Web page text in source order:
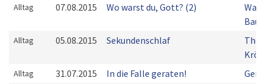
Alltag 07.08.2015 Wo warst du, Gott? (2)
Alltag 05.08.2015 Sekundenschlaf
Alltag 31.07.2015 In die Falle geraten!